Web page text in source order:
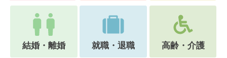
結婚・離婚 就職・退職 高齢・介護